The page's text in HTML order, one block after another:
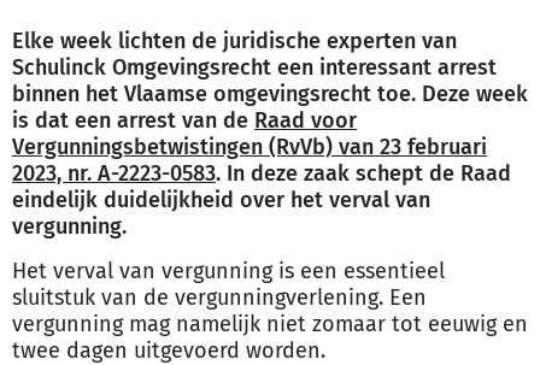
Registreren
Elke week lichten de juridische experten van
Schulinck Omgevingsrecht een interessant arrest
binnen het Vlaamse omgevingsrecht toe. Deze week
is dat een arrest van de Raad voor
Vergunningsbetwistingen (RvVb) van 23 februari
2023, nr. A-2223-0583. In deze zaak schept de Raad
eindelijk duidelijkheid over het verval van
vergunning.
Het verval van vergunning is een essentieel
sluitstuk van de vergunningverlening. Een
vergunning mag namelijk niet zomaar tot eeuwig en
twee dagen uitgevoerd worden.